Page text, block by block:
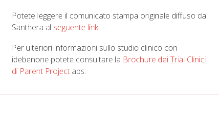
Potete leggere il comunicato stampa originale diffuso da
Santhera al seguente link
Per ulteriori informazioni sullo studio clinico con
idebenone potete consultare la Brochure dei Trial Clinici
di Parent Project aps.